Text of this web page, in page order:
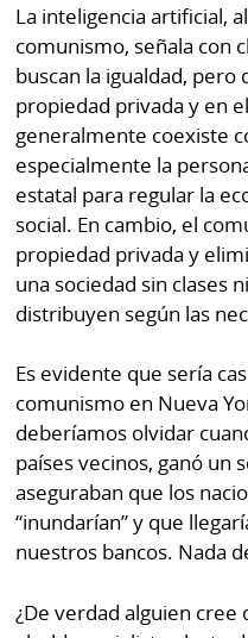
⌾
La
Repregunta
Sabrina
Sin
Censura
La inteligencia artificial,
comunismo, señala con
buscan la igualdad,
propiedad privada y en
generalmente coexiste
especialmente la
estatal para regular la
social. En cambio, el
propiedad privada y
una sociedad sin clases
distribuyen según las
Es evidente que sería
comunismo en Nueva
deberíamos olvidar
países vecinos, ganó un
aseguraban que los
“inundarían” y que
nuestros bancos. Nada
¿De verdad alguien cree